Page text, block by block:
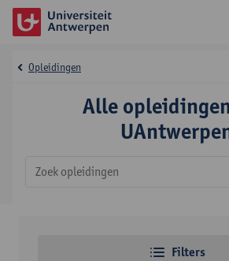
Alle
Opleidingen
Filters